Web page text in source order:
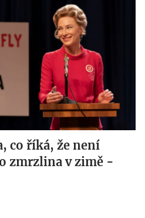
co říká, že není
zmrzlina v zimě -